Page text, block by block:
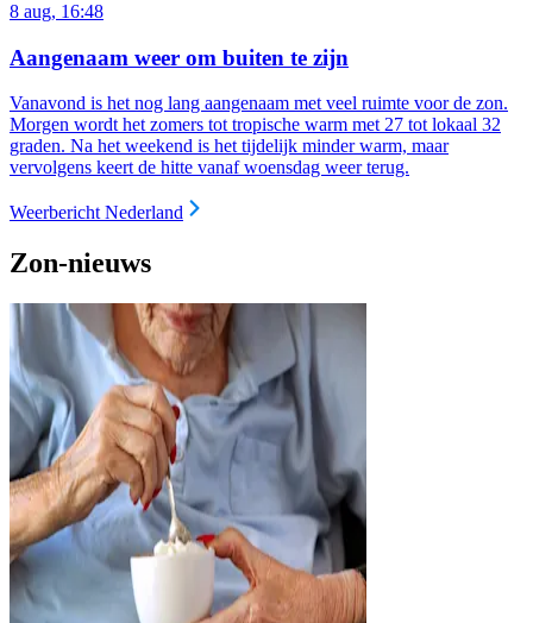
8 aug, 16:48
Aangenaam weer om buiten te zijn
Vanavond is het nog lang aangenaam met veel ruimte voor de zon.
Morgen wordt het zomers tot tropische warm met 27 tot lokaal 32
graden. Na het weekend is het tijdelijk minder warm, maar
vervolgens keert de hitte vanaf woensdag weer terug.
Weerbericht Nederland
Zon-nieuws